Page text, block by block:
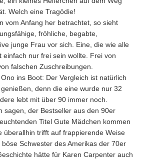
Welch eine Tragödie!
vom Anfang her betrachtet, so sieht
fröhliche, begabte,
junge Frau vor sich. Eine, die wie alle
einfach nur frei sein wollte. Frei von
falschen Zuschreibungen.
ins Boot: Der Vergleich ist natürlich
denn die eine wurde nur 32
lebt mit über 90 immer noch.
sagen, der Bestseller aus den 90er
Titel Gute Mädchen kommen
überallhin trifft auf frappierende Weise
Schwester des Amerikas der 70er
hätte für Karen Carpenter auch